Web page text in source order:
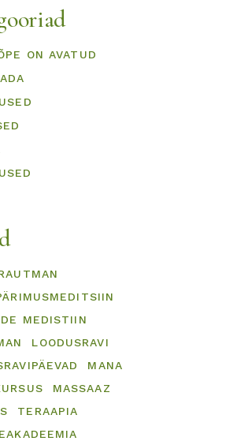
ON AVATUD
MEDISTIIN
LOODUSRAVI
MANA
MASSAAZ
TERAAPIA